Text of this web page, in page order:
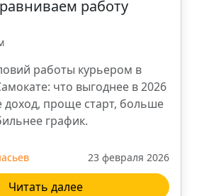
работу
работы курьером в
что выгоднее в 2026
доход, проще старт, больше
график.
23 февраля 2026
Читать далее